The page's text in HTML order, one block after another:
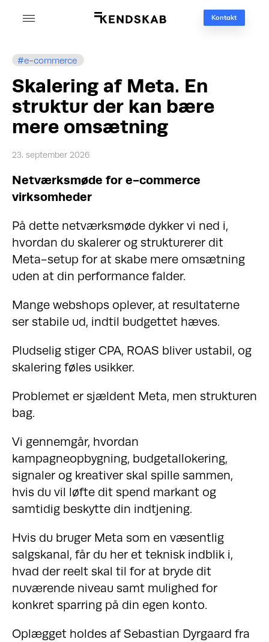
Kontakt
e-commerce
Skalering af Meta. En
struktur der kan bære
mere omsætning
23. september 2026
Netværksmøde for e-commerce
virksomheder
På dette netværksmøde dykker vi ned i,
hvordan du skalerer og strukturerer dit
Meta-setup for at skabe mere omsætning
uden at din performance falder.
Mange webshops oplever, at resultaterne
ser stabile ud, indtil budgettet hæves.
Pludselig stiger CPA, ROAS bliver ustabil, og
skalering føles usikker.
Problemet er sjældent Meta, men strukturen
bag.
Vi gennemgår, hvordan
kampagneopbygning, budgetallokering,
signaler og kreativer skal spille sammen,
hvis du vil løfte dit spend markant og
samtidig beskytte din indtjening.
Hvis du bruger Meta som en væsentlig
salgskanal, får du her et teknisk indblik i,
hvad der reelt skal til for at bryde dit
nuværende niveau samt mulighed for
konkret sparring på din egen konto.
Oplægget holdes af Sebastian Dyrgaard fra